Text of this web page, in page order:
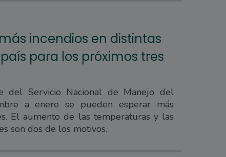
incendios en distintas
para los próximos tres
del Servicio Nacional de Manejo del
a enero se pueden esperar más
El aumento de las temperaturas y las
son dos de los motivos.